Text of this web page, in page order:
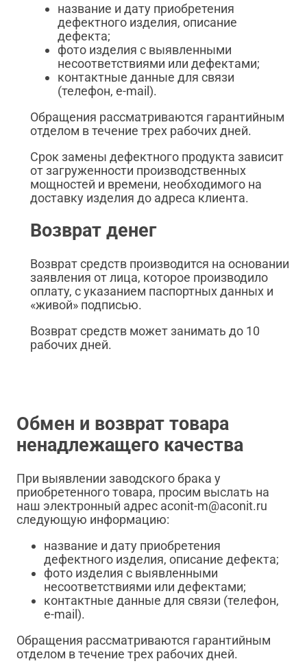
название и дату приобретения
дефектного изделия, описание
дефекта;
фото изделия с выявленными
несоответствиями или дефектами;
контактные данные для связи
(телефон, e-mail).
Обращения рассматриваются гарантийным
отделом в течение трех рабочих дней.
Срок замены дефектного продукта зависит
от загруженности производственных
мощностей и времени, необходимого на
доставку изделия до адреса клиента.
Возврат денег
Возврат средств производится на основании
заявления от лица, которое производило
оплату, с указанием паспортных данных и
«живой» подписью.
Возврат средств может занимать до 10
рабочих дней.
Обмен и возврат товара
ненадлежащего качества
При выявлении заводского брака у
приобретенного товара, просим выслать на
наш электронный адрес aconit-m@aconit.ru
следующую информацию:
название и дату приобретения
дефектного изделия, описание дефекта;
фото изделия с выявленными
несоответствиями или дефектами;
контактные данные для связи (телефон,
e-mail).
Обращения рассматриваются гарантийным
отделом в течение трех рабочих дней.